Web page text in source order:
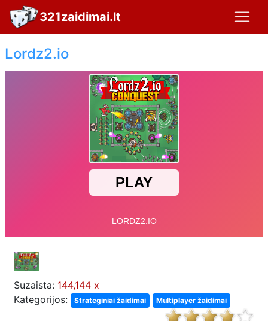
321zaidimai.lt
Lordz2.io
Suzaista: 144,144 x
Kategorijos:
Strateginiai žaidimai Multiplayer žaidimai